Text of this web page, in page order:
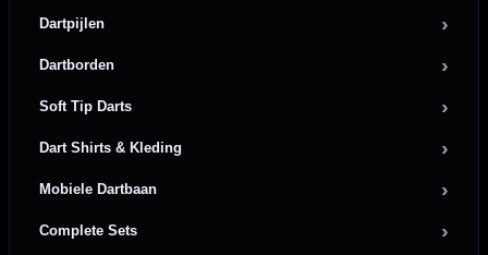
Dartpijlen
Dartborden
Soft Tip Darts
Dart Shirts & Kleding
Mobiele Dartbaan
Complete Sets